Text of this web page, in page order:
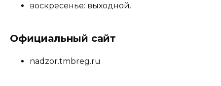
воскресенье: выходной.
Официальный сайт
nadzor.tmbreg.ru